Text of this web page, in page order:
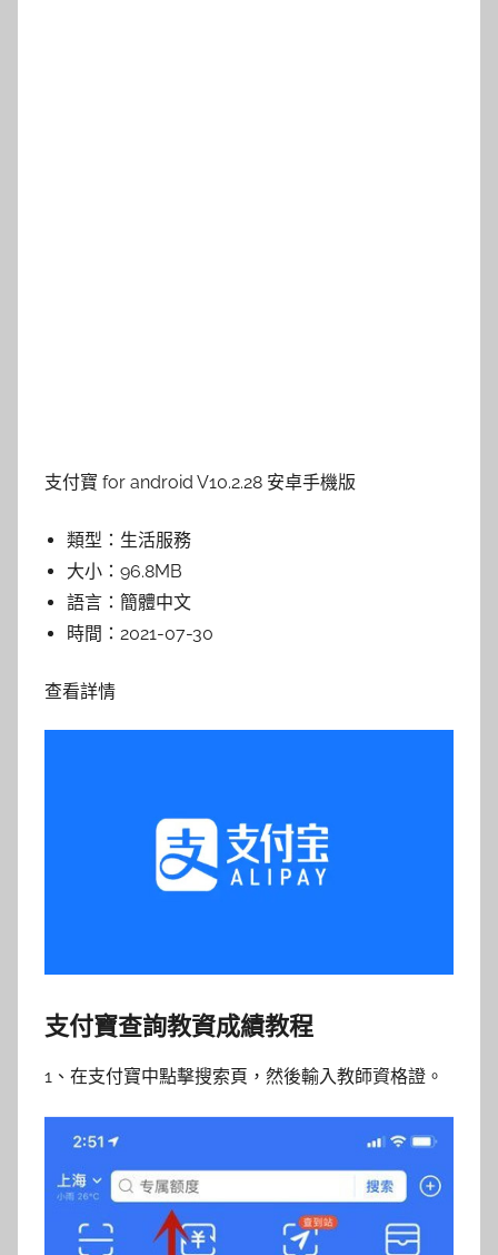
支付寶 for android V10.2.28 安卓手機版
類型： 生活服務
大小： 96.8MB
語言： 簡體中文
時間： 2021-07-30
查看詳情
支付寶查詢教資成績教程
1、在支付寶中點擊搜索頁，然後輸入教師資格證。